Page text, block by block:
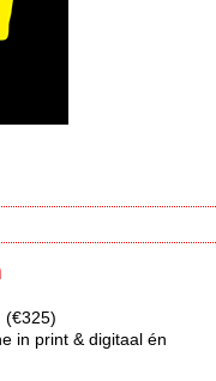
(€325)
in print & digitaal én